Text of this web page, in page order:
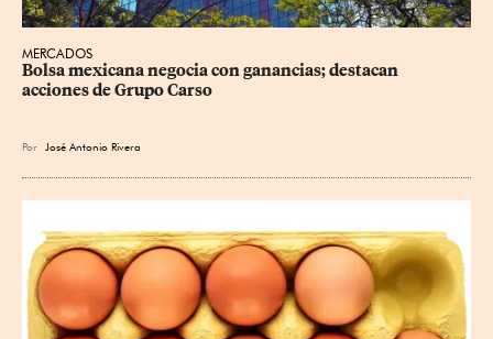
MERCADOS
Bolsa mexicana negocia con ganancias; destacan
acciones de Grupo Carso
Por José Antonio Rivera